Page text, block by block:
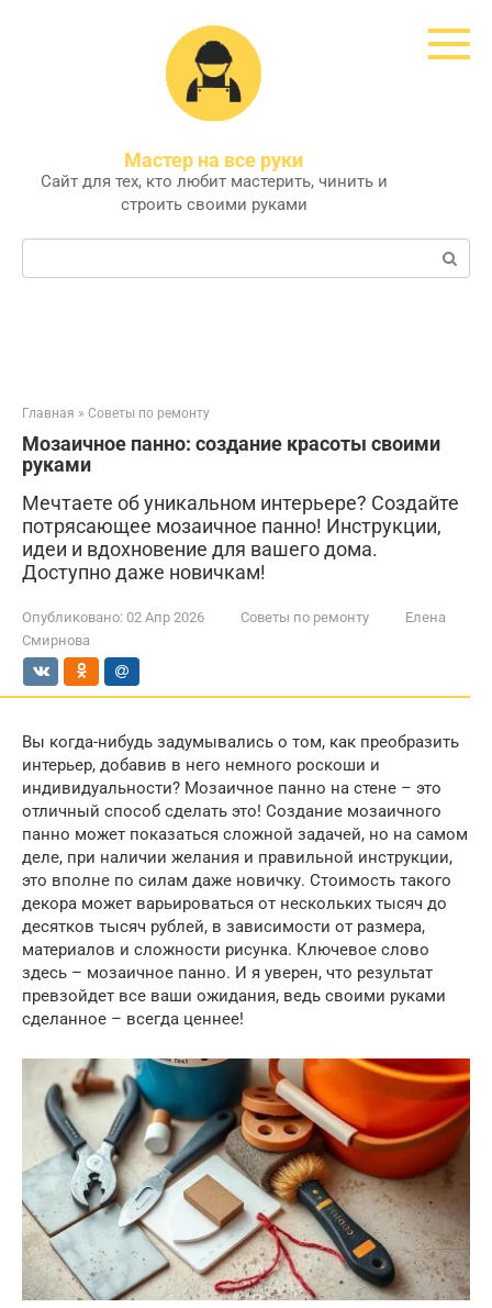
Мастер на все руки
Сайт для тех, кто любит мастерить, чинить и
строить своими руками
Поиск:
Главная » Советы по ремонту
Мозаичное панно: создание красоты своими
руками
Мечтаете об уникальном интерьере? Создайте
потрясающее мозаичное панно! Инструкции,
идеи и вдохновение для вашего дома.
Доступно даже новичкам!
Опубликовано: 02 Апр 2026 Советы по ремонту
Елена
Смирнова
Вы когда-нибудь задумывались о том, как преобразить
интерьер, добавив в него немного роскоши и
индивидуальности? Мозаичное панно на стене – это
отличный способ сделать это! Создание мозаичного
панно может показаться сложной задачей, но на самом
деле, при наличии желания и правильной инструкции,
это вполне по силам даже новичку. Стоимость такого
декора может варьироваться от нескольких тысяч до
десятков тысяч рублей, в зависимости от размера,
материалов и сложности рисунка. Ключевое слово
здесь – мозаичное панно. И я уверен, что результат
превзойдет все ваши ожидания, ведь своими руками
сделанное – всегда ценнее!